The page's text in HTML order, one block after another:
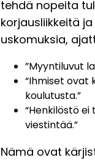
tehdä nopeita
korjausliikkeitä
uskomuksia,
”Myyntiluvut
“Ihmiset ovat
koulutusta.”
“Henkilöstö
viestintää.”
Nämä ovat